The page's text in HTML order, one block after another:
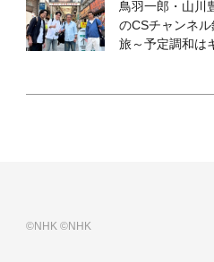
鳥羽一郎・山川
のCSチャンネ
旅～予定調和は
©NHK©NHK